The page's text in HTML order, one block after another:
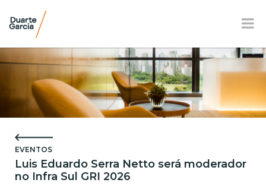
APRESENTAÇÃO
ATUAÇÃO
EQUIPE
NOTÍCIAS E E-BOOK
FR
EVENTOS
Luis Eduardo Serra Netto será moderador
no Infra Sul GRI 2026